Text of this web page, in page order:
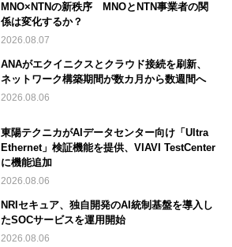
MNO×NTNの新秩序 MNOとNTN事業者の関
係は変化するか？
2026.08.07
ANAがエクイニクスとクラウド接続を刷新、
ネットワーク構築期間が数カ月から数週間へ
2026.08.06
東陽テクニカがAIデータセンター向け「Ultra
Ethernet」検証機能を提供、VIAVI TestCenter
に機能追加
2026.08.06
NRIセキュア、独自開発のAI統制基盤を導入し
たSOCサービスを運用開始
2026.08.06